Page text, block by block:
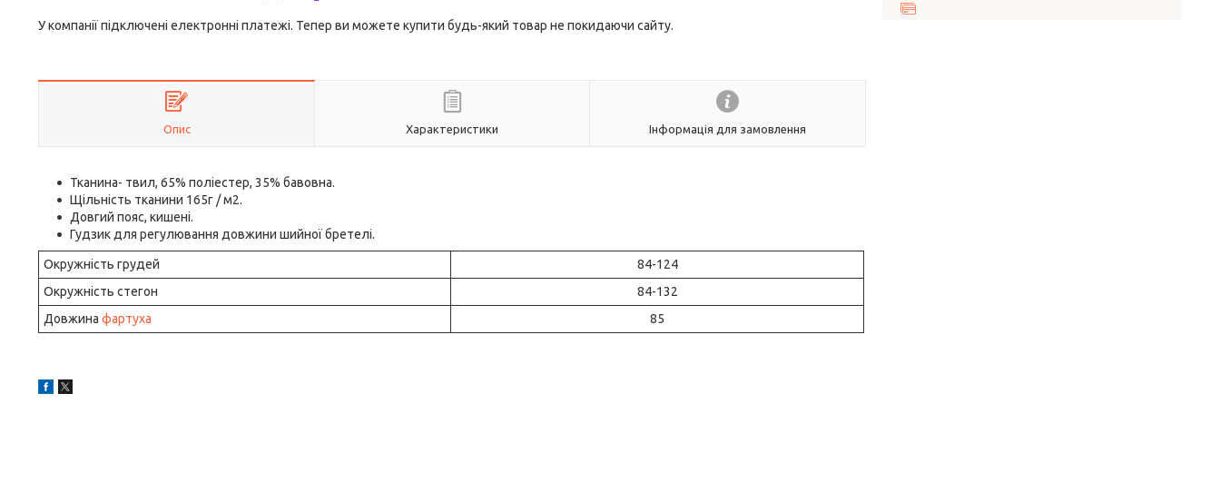
У компанії підключені електронні платежі. Тепер ви можете купити будь-який товар не покидаючи сайту.
Опис Характеристики Інформація для замовлення
Тканина- твил, 65% поліестер, 35% бавовна.
Щільність тканини 165г / м2.
Довгий пояс, кишені.
Гудзик для регулювання довжини шийної бретелі.
Окружність грудей
84-124
Окружність стегон
84-132
Довжина фартуха 85